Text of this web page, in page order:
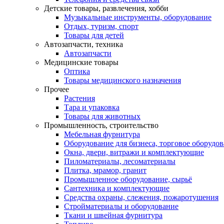
Детские товары, развлечения, хобби
Музыкальные инструменты, оборудование
Отдых, туризм, спорт
Товары для детей
Автозапчасти, техника
Автозапчасти
Медицинские товары
Оптика
Товары медицинского назначения
Прочее
Растения
Тара и упаковка
Товары для животных
Промышленность, строительство
Мебельная фурнитура
Оборудование для бизнеса, торговое
Окна, двери, витражи и комплектующие
Пиломатериалы, лесоматериалы
Плитка, мрамор, гранит
Промышленное оборудование, сырьё
Сантехника и комплектующие
Средства охраны, слежения, пожаротушения
Стройматериалы и оборудование
Ткани и швейная фурнитура